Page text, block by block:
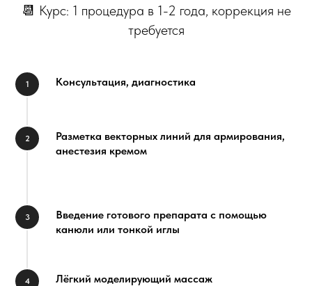
📆 Курс: 1 процедура в 1-2 года, коррекция не
требуется
Консультация, диагностика
Разметка векторных линий для армирования,
анестезия кремом
Введение готового препарата с помощью
канюли или тонкой иглы
Лёгкий моделирующий массаж